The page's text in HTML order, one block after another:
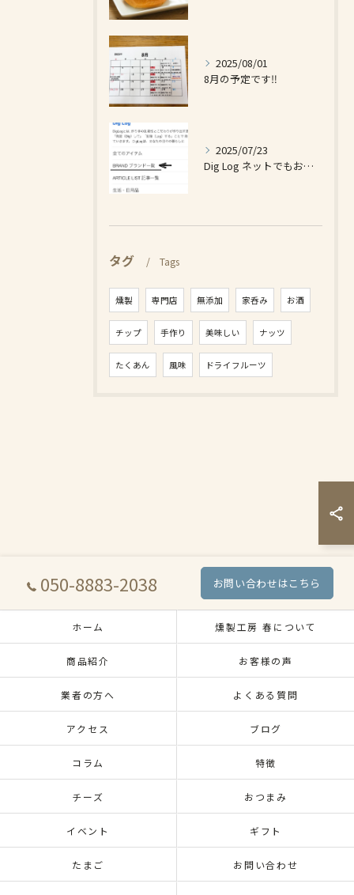
2025/08/01
8月の予定です‼️
2025/07/23
Dig Log ネットでもお買い求め出来ます❗️
タグ Tags
燻製 専門店 無添加 家呑み お酒
チップ 手作り 美味しい ナッツ
たくあん 風味 ドライフルーツ
050-8883-2038 お問い合わせはこちら
ホーム 燻製工房 春について
商品紹介 お客様の声
業者の方へ よくある質問
アクセス ブログ
コラム 特徴
チーズ おつまみ
イベント ギフト
たまご お問い合わせ